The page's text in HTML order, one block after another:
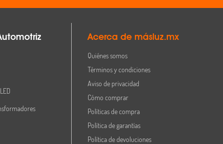
Acerca de másluz.mx
Quiénes somos
Términos y condiciones
Aviso de privacidad
Cómo comprar
Políticas de compra
Política de garantías
Política de devoluciones